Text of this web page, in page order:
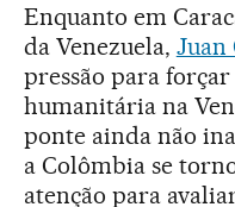
Enquanto em
da Venezuela, Juan
pressão para
humanitária na
ponte ainda não
a Colômbia se
atenção para